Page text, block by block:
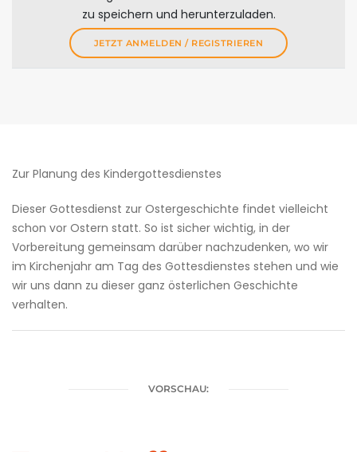
zu speichern und herunterzuladen.
JETZT ANMELDEN / REGISTRIEREN
Zur Planung des Kindergottesdienstes
Dieser Gottesdienst zur Ostergeschichte findet vielleicht
schon vor Ostern statt. So ist sicher wichtig, in der
Vorbereitung gemeinsam darüber nachzudenken, wo wir
im Kirchenjahr am Tag des Gottesdienstes stehen und wie
wir uns dann zu dieser ganz österlichen Geschichte
verhalten.
VORSCHAU: